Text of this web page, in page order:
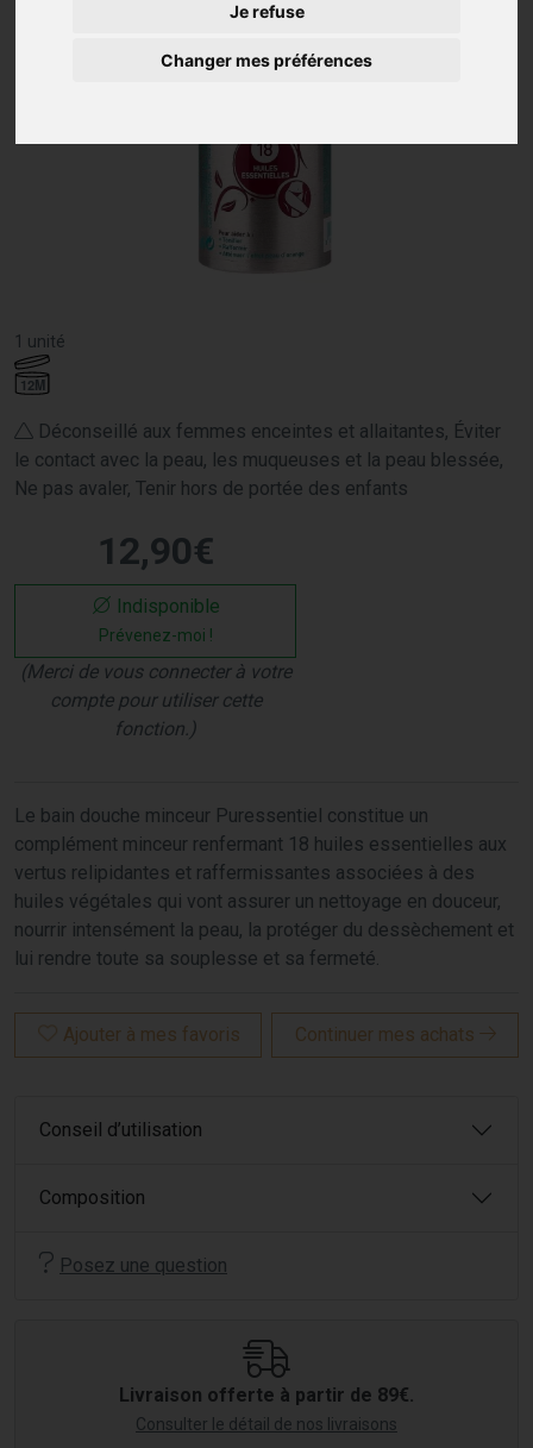
Je refuse
Changer mes préférences
1 unité
12M
Déconseillé aux femmes enceintes et allaitantes, Éviter
le contact avec la peau, les muqueuses et la peau blessée,
Ne pas avaler, Tenir hors de portée des enfants
12,90€
Indisponible
Prévenez-moi !
(Merci de vous connecter à votre
compte pour utiliser cette
fonction.)
Le bain douche minceur Puressentiel constitue un
complément minceur renfermant 18 huiles essentielles aux
vertus relipidantes et raffermissantes associées à des
huiles végétales qui vont assurer un nettoyage en douceur,
nourrir intensément la peau, la protéger du dessèchement et
lui rendre toute sa souplesse et sa fermeté.
Ajouter à mes favoris Continuer mes achats
Conseil d’utilisation
Composition
Posez une question
Livraison offerte à partir de 89€.
Consulter le détail de nos livraisons